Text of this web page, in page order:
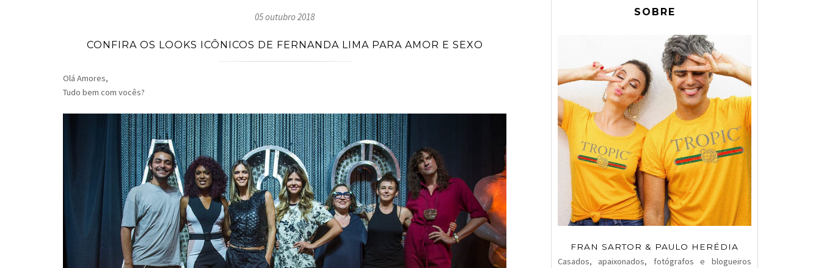
05 outubro 2018
CONFIRA OS LOOKS ICÔNICOS DE FERNANDA LIMA PARA AMOR E SEXO
Olá Amores,
Tudo bem com vocês?
SOBRE
FRAN SARTOR & PAULO HERÉDIA
Casados, apaixonados, fotógrafos e blogueiros